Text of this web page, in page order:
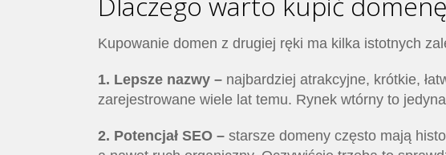
Kupowanie domen z drugiej ręki ma kilka istotnych
1. Lepsze nazwy – najbardziej atrakcyjne, krótkie,
zarejestrowane wiele lat temu. Rynek wtórny to
2. Potencjał SEO – starsze domeny często mają